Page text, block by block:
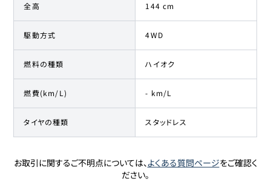
全高 144 cm
駆動方式 4WD
燃料の種類 ハイオク
燃費(km/L) - km/L
タイヤの種類 スタッドレス
お取引に関するご不明点については、よくある質問ページをご確認く
ださい。